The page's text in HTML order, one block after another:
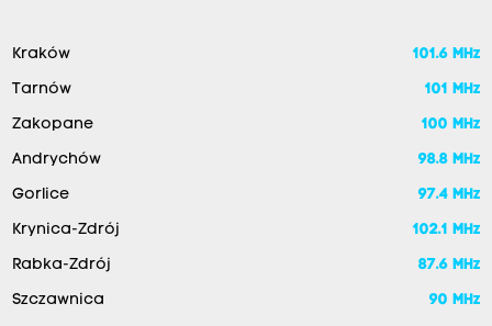
Kraków 101.6 MHz
Tarnów 101 MHz
Zakopane 100 MHz
Andrychów 98.8 MHz
Gorlice 97.4 MHz
Krynica-Zdrój 102.1 MHz
Rabka-Zdrój 87.6 MHz
Szczawnica 90 MHz